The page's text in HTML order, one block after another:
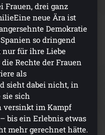
Frauen, drei ganz
neue Ära ist
Demokratie
so dringend
für ihre Liebe
Rechte der Frauen
als
sieht dabei nicht, in
sie sich
versinkt im Kampf
bis ein Erlebnis etwas
mehr gerechnet hätte.